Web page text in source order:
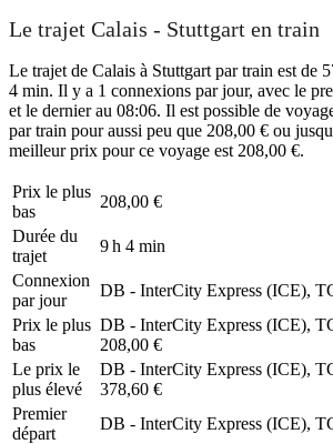
Le trajet Calais - Stuttgart en train
Le trajet de Calais à Stuttgart par train est de
4 min. Il y a 1 connexions par jour, avec le
et le dernier au 08:06. Il est possible de
par train pour aussi peu que 208,00 € ou
meilleur prix pour ce voyage est 208,00 €.
Prix ​​le plus
bas
208,00 €
Durée du
trajet
9 h 4 min
Connexion
par jour
DB - InterCity Express (ICE),
Prix ​​le plus
bas
DB - InterCity Express (ICE),
208,00 €
Le prix le
plus élevé
DB - InterCity Express (ICE),
378,60 €
Premier
départ
DB - InterCity Express (ICE),